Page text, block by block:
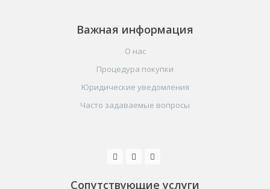
Важная информация
О нас
Процедура покупки
Юридические уведомления
Часто задаваемые вопросы
Сопутствующие услуги